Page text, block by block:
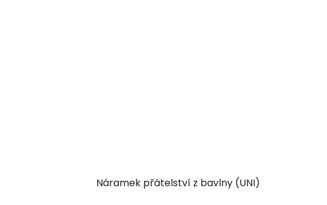
Náramek přátelství z bavlny (UNI)